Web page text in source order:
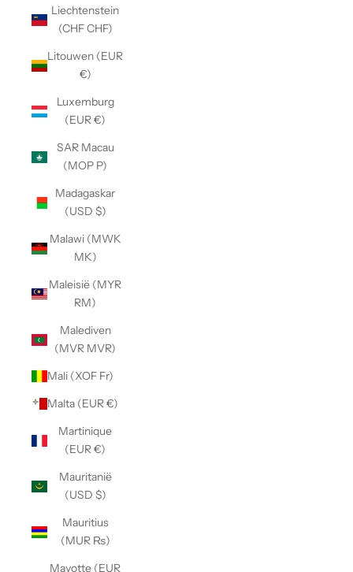
Liechtenstein
(CHF CHF)
Litouwen (EUR
€)
Luxemburg
(EUR €)
SAR Macau
(MOP P)
Madagaskar
(USD $)
Malawi (MWK
MK)
Maleisië (MYR
RM)
Malediven
(MVR MVR)
Mali (XOF Fr)
Malta (EUR €)
Martinique
(EUR €)
Mauritanië
(USD $)
Mauritius
(MUR ₨)
Mayotte (EUR